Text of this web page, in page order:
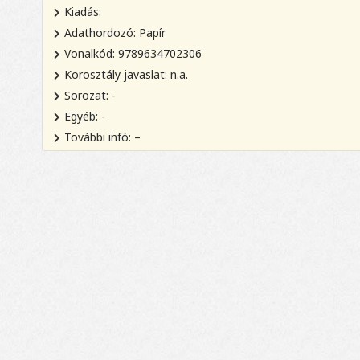
Kiadás:
Adathordozó: Papír
Vonalkód: 9789634702306
Korosztály javaslat: n.a.
Sorozat: -
Egyéb: -
További infó: –